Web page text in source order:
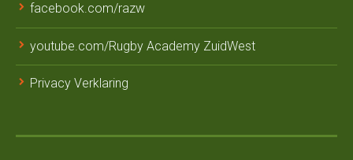
facebook.com/razw
youtube.com/Rugby Academy ZuidWest
Privacy Verklaring